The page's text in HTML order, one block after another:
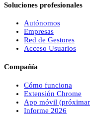
Soluciones profesionales
Autónomos
Empresas
Red de Gestores
Acceso Usuarios
Compañía
Cómo funciona
Extensión Chrome
App móvil
Informe 2026